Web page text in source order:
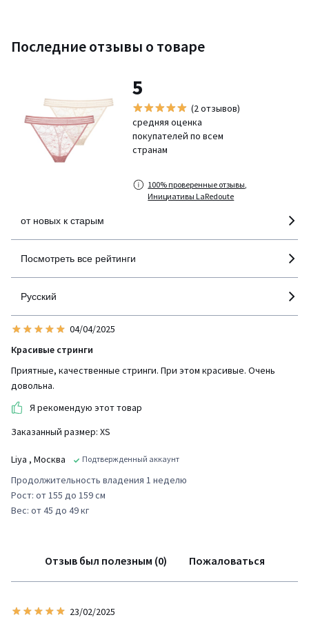
Последние отзывы о товаре
5
(2 отзывов)
средняя оценка
покупателей по всем
странам
100% проверенные отзывы,
Инициативы LaRedoute
от новых к старым
Посмотреть все рейтинги
Русский
04/04/2025
Красивые стринги
Приятные, качественные стринги. При этом красивые. Очень
довольна.
Я рекомендую этот товар
Заказанный размер: XS
Liya , Москва Подтвержденный аккаунт
Продолжительность владения 1 неделю
Рост: от 155 до 159 см
Вес: от 45 до 49 кг
Отзыв был полезным (0) Пожаловаться
23/02/2025